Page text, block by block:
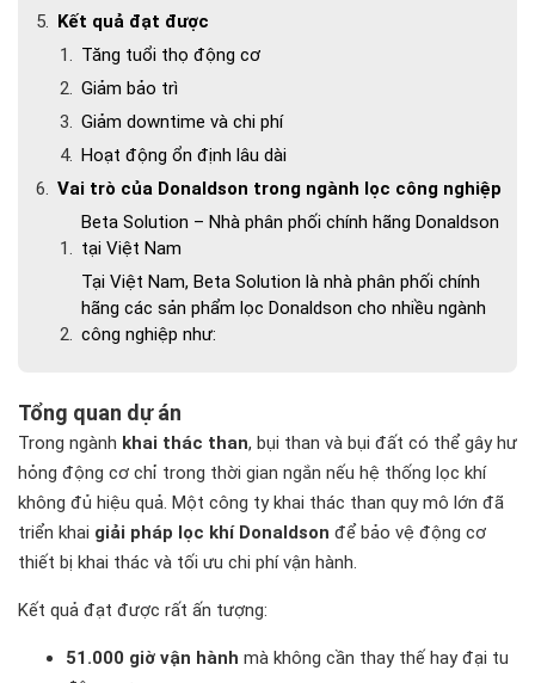
Kết quả đạt được
Tăng tuổi thọ động cơ
Giảm bảo trì
Giảm downtime và chi phí
Hoạt động ổn định lâu dài
Vai trò của Donaldson trong ngành lọc công nghiệp
Beta Solution – Nhà phân phối chính hãng Donaldson
tại Việt Nam
Tại Việt Nam, Beta Solution là nhà phân phối chính
hãng các sản phẩm lọc Donaldson cho nhiều ngành
công nghiệp như:
Tổng quan dự án
Trong ngành khai thác than, bụi than và bụi đất có thể gây hư
hỏng động cơ chỉ trong thời gian ngắn nếu hệ thống lọc khí
không đủ hiệu quả. Một công ty khai thác than quy mô lớn đã
triển khai giải pháp lọc khí Donaldson để bảo vệ động cơ
thiết bị khai thác và tối ưu chi phí vận hành.
Kết quả đạt được rất ấn tượng:
51.000 giờ vận hành mà không cần thay thế hay đại tu